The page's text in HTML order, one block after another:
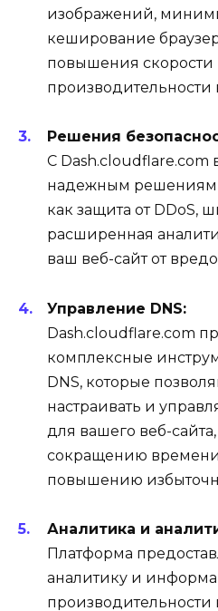
изображений,
кеширование
повышения скорости
производительности
Решения
С Dash.cloudflare.com
надежным решениям
как защита от DDoS,
расширенная
ваш веб-сайт от
Управление DNS:
Dash.cloudflare.com
комплексные
DNS, которые
настраивать и
для вашего веб-
сокращению времени
повышению
Аналитика и
Платформа
аналитику и
производительности